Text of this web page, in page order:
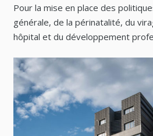
Pour la mise en place des
générale, de la périnatalité, du
hôpital et du développement